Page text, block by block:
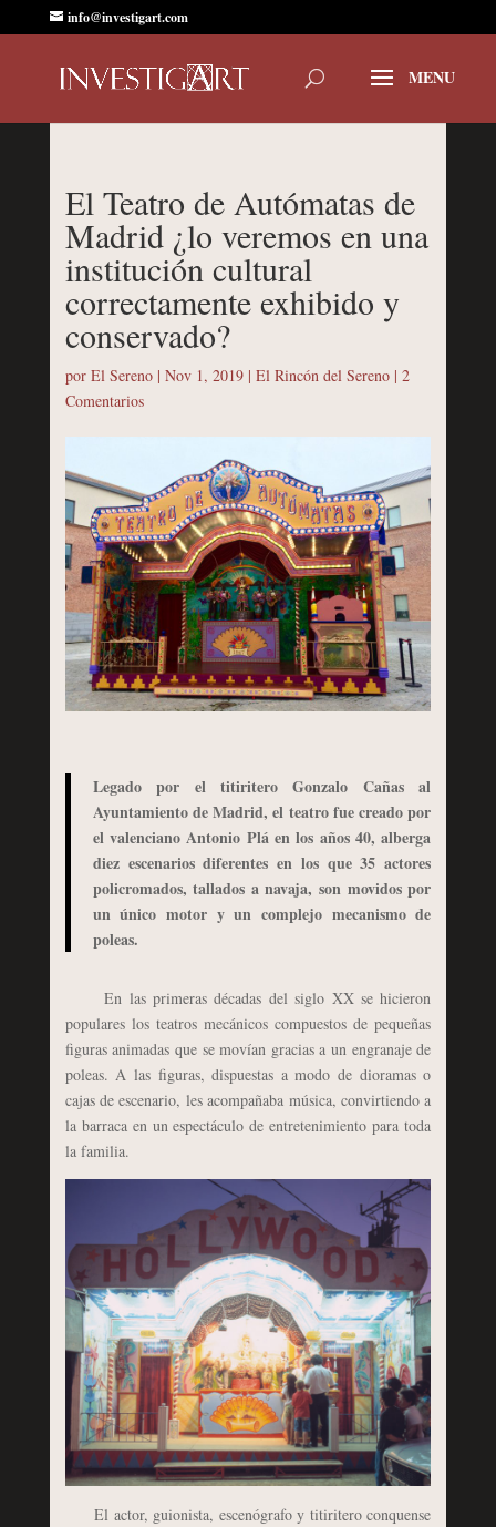
info@investigart.com
El Teatro de Autómatas de
Madrid ¿lo veremos en una
institución cultural
correctamente exhibido y
conservado?
por El Sereno| Nov 1, 2019| El Rincón del Sereno| 2
Comentarios
Legado por el titiritero Gonzalo Cañas al
Ayuntamiento de Madrid, el teatro fue creado por
el valenciano Antonio Plá en los años 40, alberga
diez escenarios diferentes en los que 35 actores
policromados, tallados a navaja, son movidos por
un único motor y un complejo mecanismo de
poleas.
En las primeras décadas del siglo XX se hicieron
populares los teatros mecánicos compuestos de pequeñas
figuras animadas que se movían gracias a un engranaje de
poleas. A las figuras, dispuestas a modo de dioramas o
cajas de escenario, les acompañaba música, convirtiendo a
la barraca en un espectáculo de entretenimiento para toda
la familia.
El actor, guionista, escenógrafo y titiritero conquense